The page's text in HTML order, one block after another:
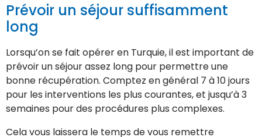
Prévoir un séjour suffisamment
long
Lorsqu’on se fait opérer en Turquie, il est important de
prévoir un séjour assez long pour permettre une
bonne récupération. Comptez en général 7 à 10 jours
pour les interventions les plus courantes, et jusqu’à 3
semaines pour des procédures plus complexes.
Cela vous laissera le temps de vous remettre